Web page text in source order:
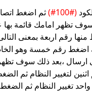
(#100#)
ثم اضغط
سوف تظهر امامك قائمة بها
رقم اربعة بمعنى
اضغط رقم خمسة وهو
،بعد ذلك سوف
اثنين لتغيير النظام ثم
واحد تغيير النظام ثم